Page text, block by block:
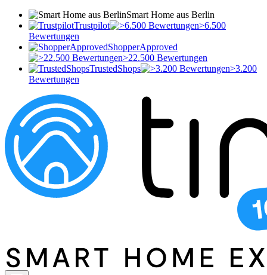
Smart Home aus Berlin
Trustpilot
>6.500
Bewertungen
ShopperApproved
>22.500 Bewertungen
TrustedShops
>3.200
Bewertungen